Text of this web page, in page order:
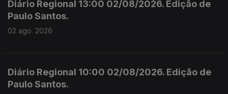
Diário Regional 13:00 02/08/2026. Edição de
Paulo Santos.
02 ago. 2026
Diário Regional 10:00 02/08/2026. Edição de
Paulo Santos.